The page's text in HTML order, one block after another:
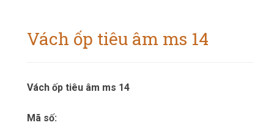
Vách ốp tiêu âm ms 14
Vách ốp tiêu âm ms 14
Mã số: